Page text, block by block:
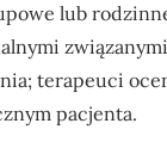
lub
terapeuci
pacjenta.